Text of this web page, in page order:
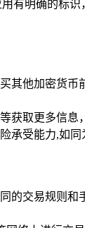
有明确的标
其他加密货
取更多信息
承受能力,如同
的交易规则